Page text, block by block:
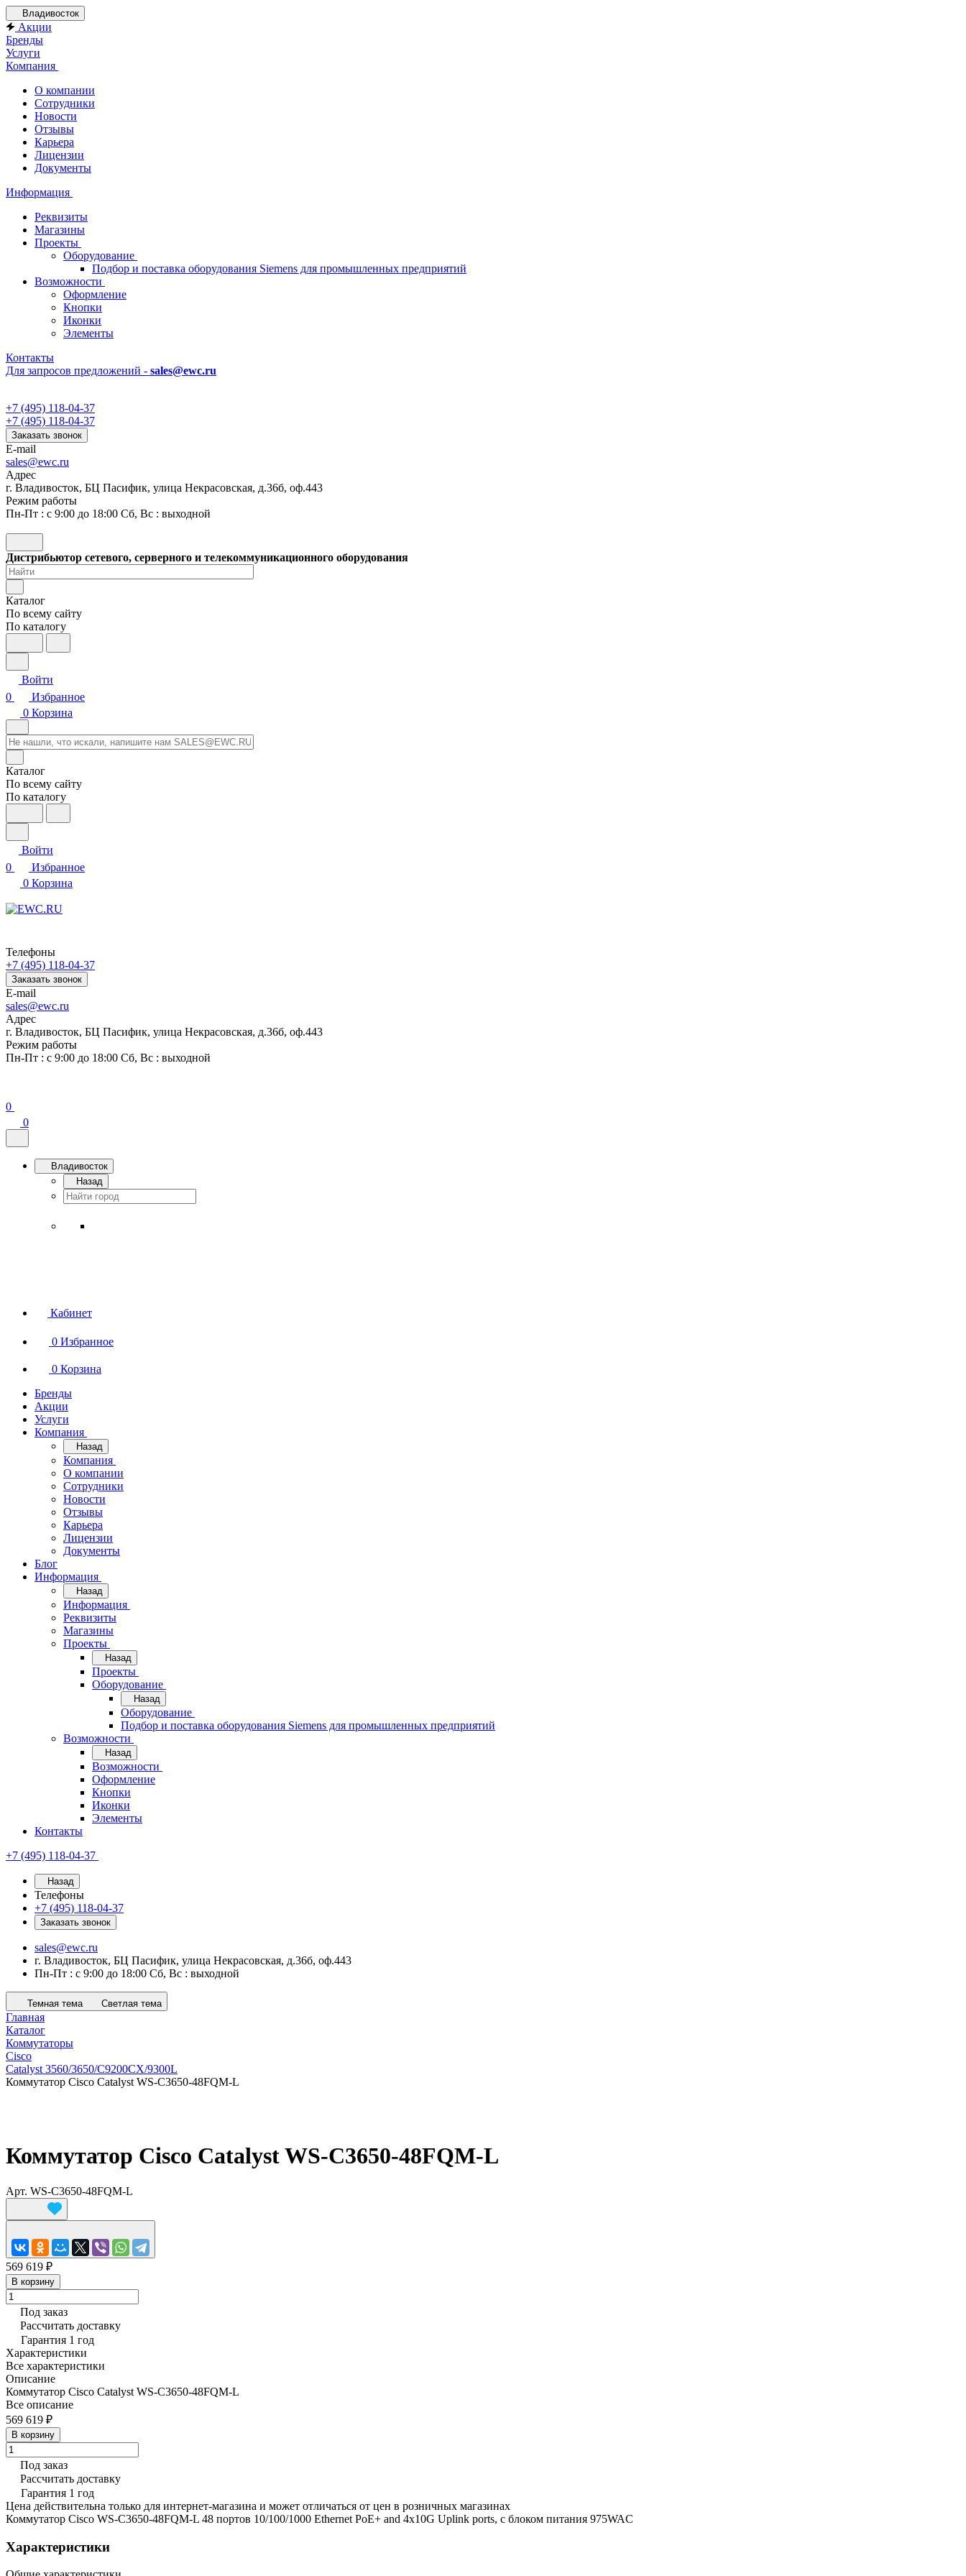
Владивосток
Акции
Бренды
Услуги
Компания
О компании
Сотрудники
Новости
Отзывы
Карьера
Лицензии
Документы
Информация
Реквизиты
Магазины
Проекты
Оборудование
Подбор и поставка оборудования Siemens для промышленных предприятий
Возможности
Оформление
Кнопки
Иконки
Элементы
Контакты
Для запросов предложений - sales@ewc.ru
+7 (495) 118-04-37
+7 (495) 118-04-37
Заказать звонок
E-mail
sales@ewc.ru
Адрес
г. Владивосток, БЦ Пасифик, улица Некрасовская, д.36б, оф.443
Режим работы
Пн-Пт : с 9:00 до 18:00 Сб, Вс : выходной
Дистрибьютор сетевого, серверного и телекоммуникационного оборудования
Каталог
По всему сайту
По каталогу
Войти
0
Избранное
0 Корзина
Каталог
По всему сайту
По каталогу
Войти
0
Избранное
0 Корзина
Телефоны
+7 (495) 118-04-37
Заказать звонок
E-mail
sales@ewc.ru
Адрес
г. Владивосток, БЦ Пасифик, улица Некрасовская, д.36б, оф.443
Режим работы
Пн-Пт : с 9:00 до 18:00 Сб, Вс : выходной
0
0
Владивосток
Назад
Кабинет
0 Избранное
0 Корзина
Бренды
Акции
Услуги
Компания
Назад
Компания
О компании
Сотрудники
Новости
Отзывы
Карьера
Лицензии
Документы
Блог
Информация
Назад
Информация
Реквизиты
Магазины
Проекты
Назад
Проекты
Оборудование
Назад
Оборудование
Подбор и поставка оборудования Siemens для промышленных предприятий
Возможности
Назад
Возможности
Оформление
Кнопки
Иконки
Элементы
Контакты
+7 (495) 118-04-37
Назад
Телефоны
+7 (495) 118-04-37
Заказать звонок
sales@ewc.ru
г. Владивосток, БЦ Пасифик, улица Некрасовская, д.36б, оф.443
Пн-Пт : с 9:00 до 18:00 Сб, Вс : выходной
Темная тема Светлая тема
Главная
Каталог
Коммутаторы
Cisco
Catalyst 3560/3650/C9200CX/9300L
Коммутатор Cisco Catalyst WS-C3650-48FQM-L
Коммутатор Cisco Catalyst WS-C3650-48FQM-L
Арт. WS-C3650-48FQM-L
569 619 ₽
В корзину
Под заказ
Рассчитать доставку
Гарантия 1 год
Характеристики
Все характеристики
Описание
Коммутатор Cisco Catalyst WS-C3650-48FQM-L
Все описание
569 619 ₽
В корзину
Под заказ
Рассчитать доставку
Гарантия 1 год
Цена действительна только для интернет-магазина и может отличаться от цен в розничных магазинах
Коммутатор Cisco WS-C3650-48FQM-L 48 портов 10/100/1000 Ethernet PoE+ and 4x10G Uplink ports, с блоком питания 975WAC
Характеристики